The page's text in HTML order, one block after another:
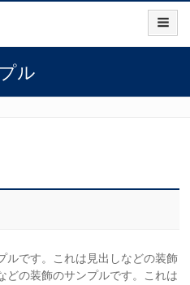
ル
ルです。これは見出しなどの装飾
どの装飾のサンプルです。これは